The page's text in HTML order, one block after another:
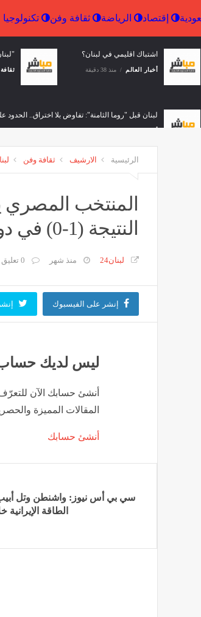
السعودية إقتصاد الرياضة
اشتباك اقليمي في لبنان؟
أخبار العالم منذ 38 دقيقة
"لبنان 24": قصف مدفعي إسرائيلي متواصل يستهدف حي
لبنان قبل "روما الثامنة": تفاوض بلا اختراق..
فيتش تؤكد التصنيف الائتماني للكويت عند 'AA-' مع نظرة مستقبلية مستقرة
عمرو دياب يدخل كتب غينيس.. اليكم التفاصيل
الرئيسية الارشيف ثقافة وفن
المنتخب
النتيجة (1-0) في دور الـ16 لكأس العالم 2026
لبنان24 منذ شهر 0 تعليق
إنشر على الفيسبوك
ليس لديك
أنشئ حسابك الآن
المقالات المميزة
أنشئ حسابك
سي بي أس نيوز: واشنطن وتل
الطاقة